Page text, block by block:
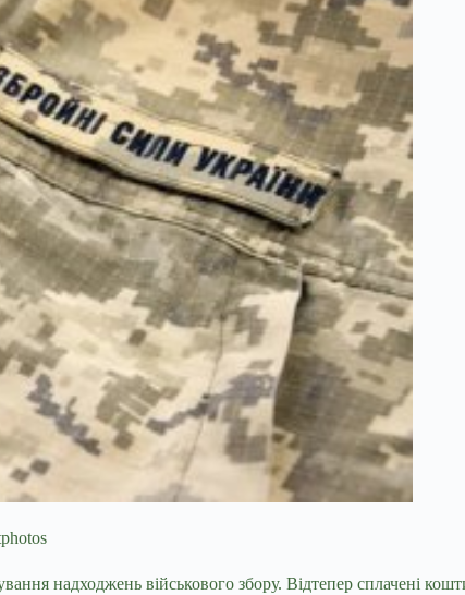
надходжень військового збору. Відтепер сплачені